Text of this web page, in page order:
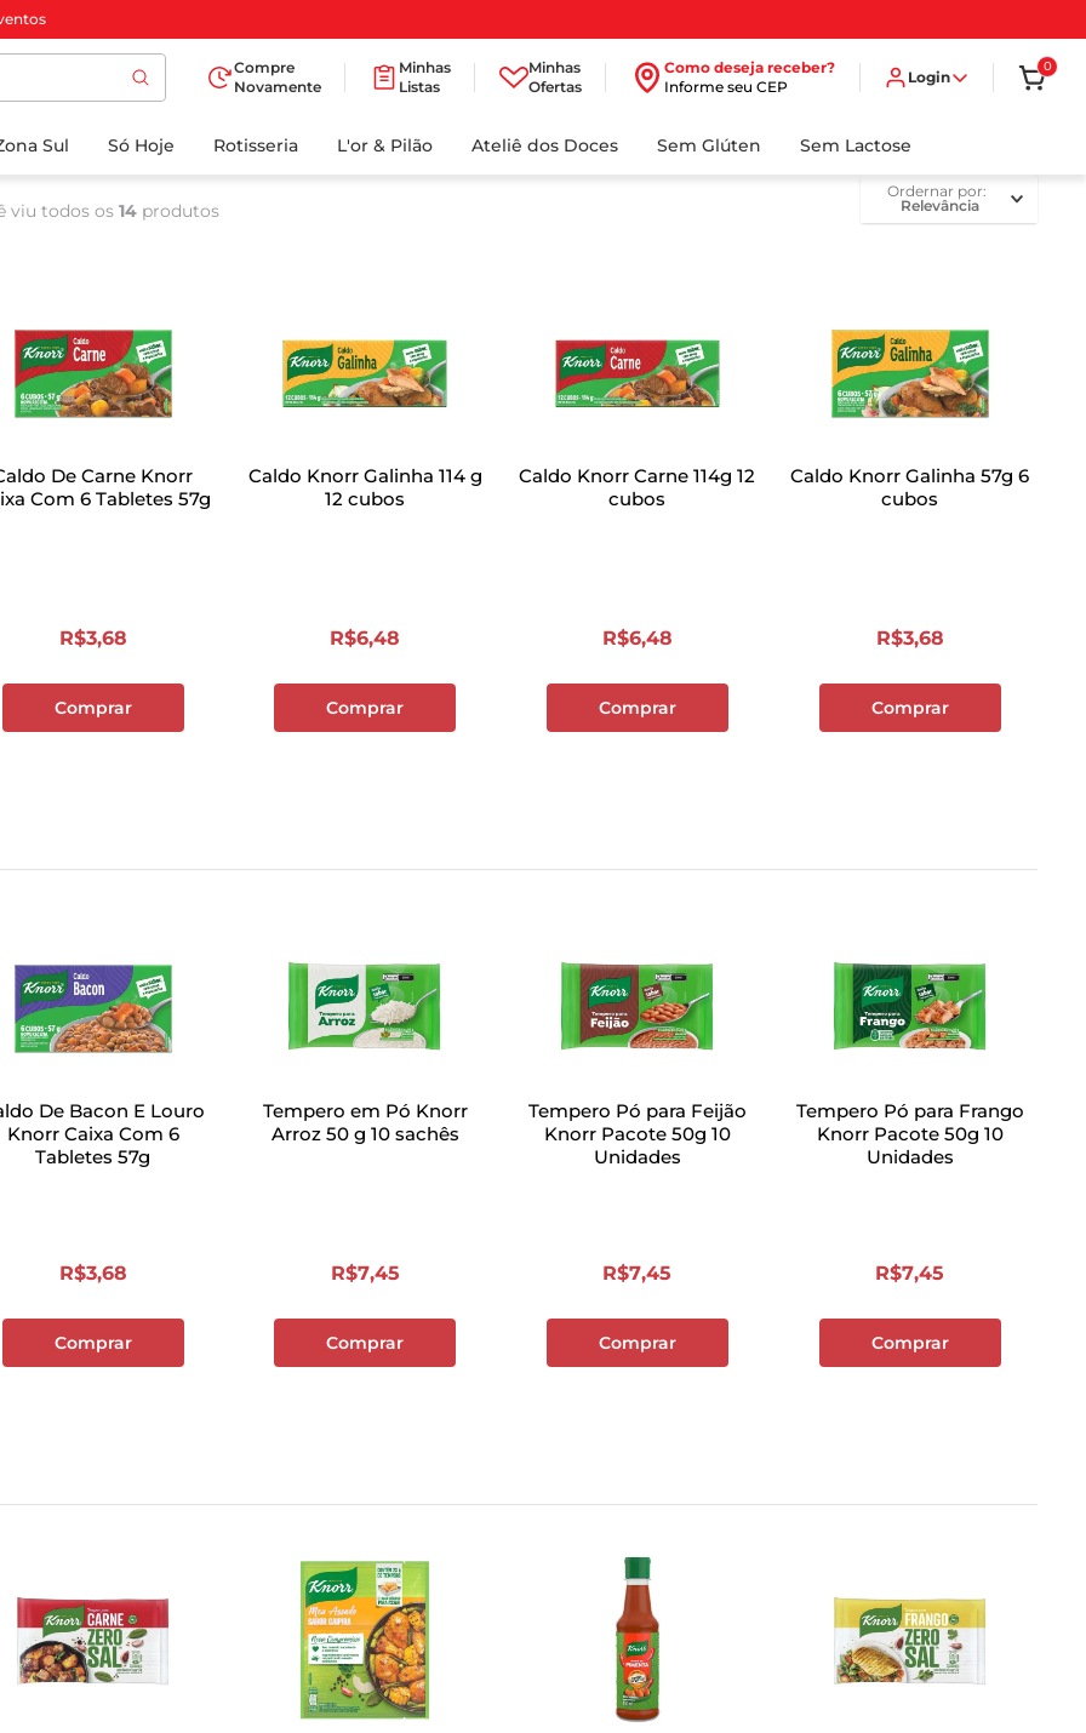
Compre
Novamente
Minhas
Listas
Minhas
Ofertas
Como deseja receber?
Informe seu CEP
Login
0
Sul Só Hoje Rotisseria L'or & Pilão Ateliê dos Doces Sem Glúten Sem Lactose
viu todos os14 produtos
ordernar por
Relevância
De Carne Knorr
Com 6 Tabletes 57g
R$3,68
Comprar
Caldo Knorr Galinha 114 g
12 cubos
R$6,48
Comprar
Caldo Knorr Carne 114g 12
cubos
R$6,48
Comprar
Caldo Knorr Galinha 57g 6
cubos
R$3,68
Comprar
De Bacon E Louro
Knorr Caixa Com 6
Tabletes 57g
R$3,68
Comprar
Tempero em Pó Knorr
Arroz 50 g 10 sachês
R$7,45
Comprar
Tempero Pó para Feijão
Knorr Pacote 50g 10
Unidades
R$7,45
Comprar
Tempero Pó para Frango
Knorr Pacote 50g 10
Unidades
R$7,45
Comprar
BUSCADOS
detergente
8
biscoito